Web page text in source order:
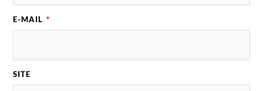
E-MAIL *
SITE